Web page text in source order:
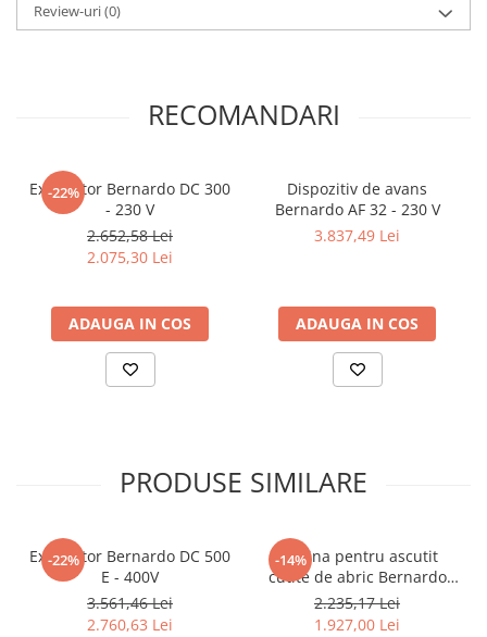
Review-uri(0)
RECOMANDARI
-22%
Exhaustor Bernardo DC 300
- 230 V
2.652,58 Lei
2.075,30 Lei
ADAUGA IN COS
Dispozitiv de avans
Bernardo AF 32 - 230 V
3.837,49 Lei
ADAUGA IN COS
PRODUSE SIMILARE
-22%
Exhaustor Bernardo DC 500
E - 400V
3.561,46 Lei
2.760,63 Lei
-14%
Masina pentru ascutit
cutite de abric Bernardo
HMS 600
2.235,17 Lei
1.927,00 Lei